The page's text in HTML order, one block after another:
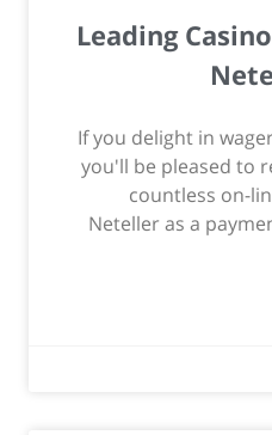
Leading
If you delight in
you'll be pleased to
countless on-
Neteller as a